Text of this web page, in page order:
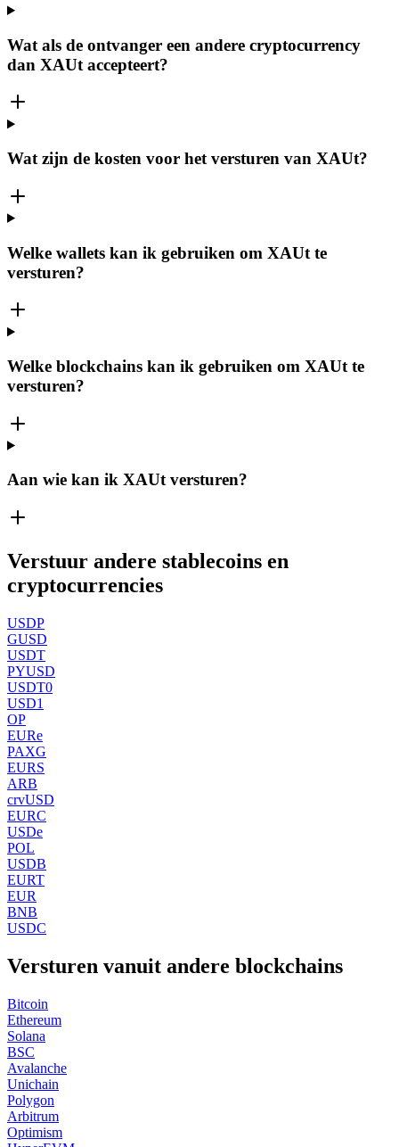
Wat als de ontvanger een andere cryptocurrency
dan XAUt accepteert?
Wat zijn de kosten voor het versturen van XAUt?
Welke wallets kan ik gebruiken om XAUt te
versturen?
Welke blockchains kan ik gebruiken om XAUt te
versturen?
Aan wie kan ik XAUt versturen?
Verstuur andere stablecoins en
cryptocurrencies
USDP
GUSD
USDT
PYUSD
USDT0
USD1
OP
EURe
PAXG
EURS
ARB
crvUSD
EURC
USDe
POL
USDB
EURT
EUR
BNB
USDC
Versturen vanuit andere blockchains
Bitcoin
Ethereum
Solana
BSC
Avalanche
Unichain
Polygon
Arbitrum
Optimism